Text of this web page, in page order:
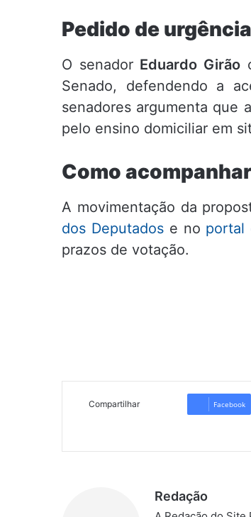
Pedido de
O senador Eduardo Girão
Senado, defendendo a
senadores argumenta que
pelo ensino domiciliar em
Como
A movimentação da
dos Deputadose no portal
prazos de votação.
Compartilhar Facebook
Redação